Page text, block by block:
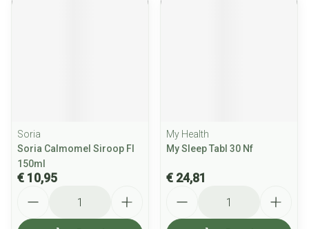
Soria
Soria Calmomel Siroop Fl
150ml
€ 10,95
My Health
My Sleep Tabl 30 Nf
€ 24,81